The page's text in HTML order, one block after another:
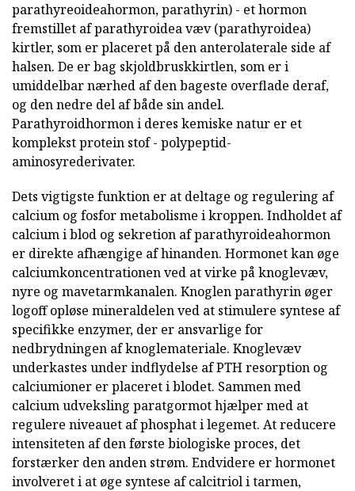
parathyreoideahormon, parathyrin) - et hormon
fremstillet af parathyroidea væv (parathyroidea)
kirtler, som er placeret på den anterolaterale side af
halsen. De er bag skjoldbruskkirtlen, som er i
umiddelbar nærhed af den bageste overflade deraf,
og den nedre del af både sin andel.
Parathyroidhormon i deres kemiske natur er et
komplekst protein stof - polypeptid-
aminosyrederivater.
Dets vigtigste funktion er at deltage og regulering af
calcium og fosfor metabolisme i kroppen. Indholdet af
calcium i blod og sekretion af parathyroideahormon
er direkte afhængige af hinanden. Hormonet kan øge
calciumkoncentrationen ved at virke på knoglevæv,
nyre og mavetarmkanalen. Knoglen parathyrin øger
logoff opløse mineraldelen ved at stimulere syntese af
specifikke enzymer, der er ansvarlige for
nedbrydningen af knoglemateriale. Knoglevæv
underkastes under indflydelse af PTH resorption og
calciumioner er placeret i blodet. Sammen med
calcium udveksling paratgormot hjælper med at
regulere niveauet af phosphat i legemet. At reducere
intensiteten af den første biologiske proces, det
forstærker den anden strøm. Endvidere er hormonet
involveret i at øge syntese af calcitriol i tarmen,